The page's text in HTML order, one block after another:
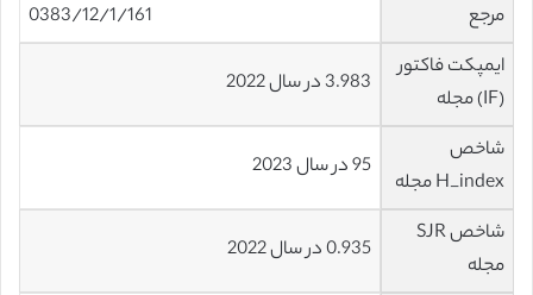
مرجع
0383/12/1/161
ایمپکت فاکتور
(IF) مجله
3.983 در سال 2022
شاخص
H_index مجله
95 در سال 2023
شاخص SJR
مجله
0.935 در سال 2022